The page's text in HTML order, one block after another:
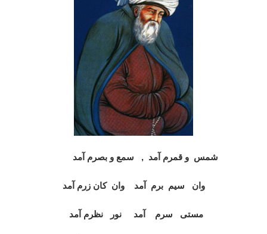
شمس و قمرم آمد , سمع و بصرم آمد
وان سيم برم آمد وان کان زرم آمد
مستی سرم آمد نور نظرم آمد